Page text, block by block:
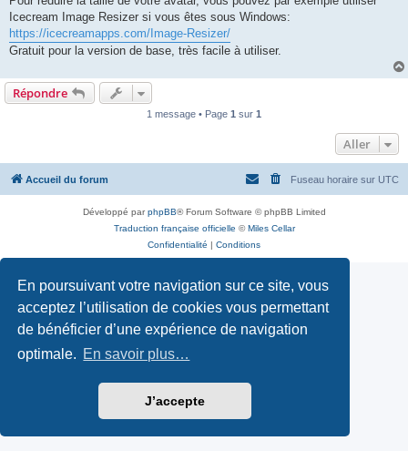
En poursuivant votre navigation sur ce site, vous
acceptez l’utilisation de cookies vous permettant
de bénéficier d’une expérience de navigation
optimale. En savoir plus…
J’accepte
Icecream Image Resizer si vous êtes sous Windows:
https://icecreamapps.com/Image-Resizer/
Gratuit pour la version de base, très facile à utiliser.
Répondre
1 message • Page 1 sur 1
Aller
Accueil du forum Fuseau horaire sur UTC
Développé parphpBB® Forum Software © phpBB Limited
Traduction française officielle ©Miles Cellar
Confidentialité | Conditions